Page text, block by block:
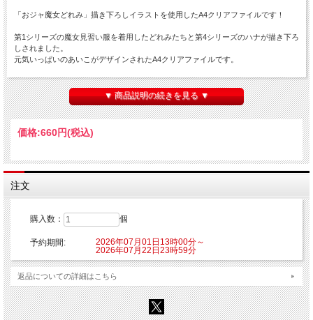
「おジャ魔女どれみ」描き下ろしイラストを使用したA4クリアファイルです！
第1シリーズの魔女見習い服を着用したどれみたちと第4シリーズのハナが描き下ろ
しされました。
元気いっぱいのあいこがデザインされたA4クリアファイルです。
【発送予定】
2026年9月中旬頃より随時発送となります。
■種類：1種
■販売形態：オープン仕様
■サイズ：約W220mm×H310mm
【ご注意】
※こちらの商品はご注文時にクレジットカード決済承認（課金）を行います。予め
ご了承ください。
※受注生産商品のため、お申込み後のキャンセルはできません。予めご了承くださ
※他商品と一緒に購入した場合、予約商品と一緒に発送となります。
© 東映アニメーション
▼ 商品説明の続きを見る ▼
価格:660円(税込)
注文
購入数： 個
予約期間:
2026年07月01日13時00分～
2026年07月22日23時59分
返品についての詳細はこちら